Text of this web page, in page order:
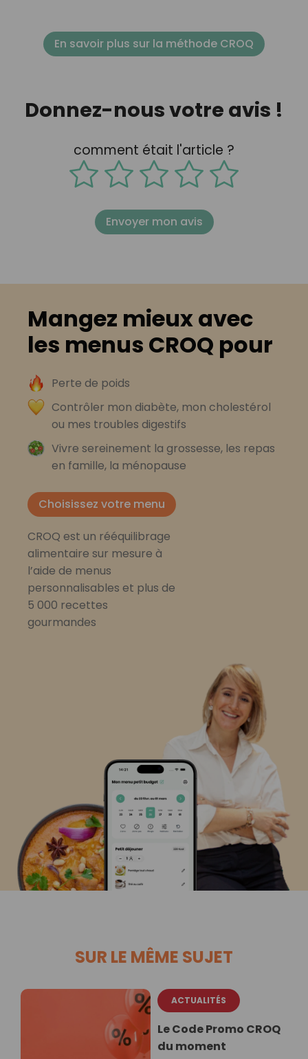
En savoir plus sur la méthode CROQ
Donnez-nous votre avis !
comment était l'article ?
Envoyer mon avis
Mangez mieux avec
les menus CROQ pour
Perte de poids
Contrôler mon diabète, mon cholestérol
ou mes troubles digestifs
Vivre sereinement la grossesse, les repas
en famille, la ménopause
Choisissez votre menu
CROQ est un rééquilibrage
alimentaire sur mesure à
l’aide de menus
personnalisables et plus de
5 000 recettes
gourmandes
SUR LE MÊME SUJET
ACTUALITÉS
Le Code Promo CROQ
du moment